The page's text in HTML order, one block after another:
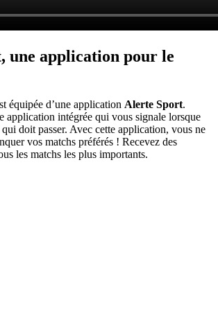
une application pour le
équipée d’une application Alerte Sport.
application intégrée qui vous signale lorsque
doit passer. Avec cette application, vous ne
vos matchs préférés ! Recevez des
les matchs les plus importants.